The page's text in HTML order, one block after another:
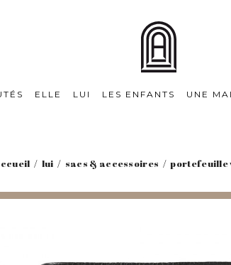
ELLE LUI LES ENFANTS UNE
lui sacs & accessoires portefeuille